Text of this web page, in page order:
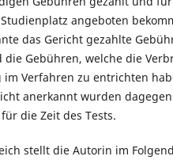
angeboten
das Gericht gezahlte
Gebühren, welche die
im Verfahren zu entrichten
anerkannt wurden
die Zeit des Tests.
stellt die Autorin im